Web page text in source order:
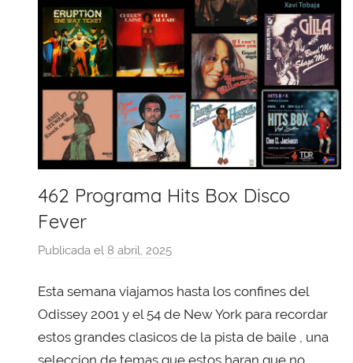
462 Programa Hits Box Disco
Fever
Publicada el 8 abril, 2025
r
X
a
Esta semana viajamos hasta los confines del
Odissey 2001 y el 54 de New York para recordar
estos grandes clasicos de la pista de baile , una
seleccion de temas que estos haran que no